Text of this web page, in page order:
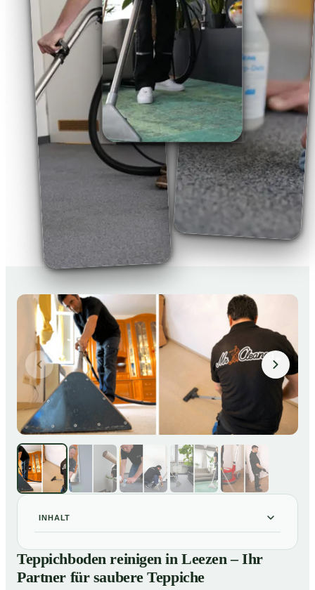
INHALT
01Teppichboden reinigen in Leezen – Ihr Partner für
saubere Teppiche
Teppichboden reinigen in Leezen – Ihr
Partner für saubere Teppiche